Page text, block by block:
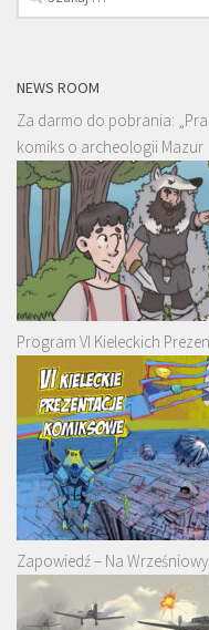
NEWS ROOM
Za darmo do pobrania:
komiks o archeologii Mazur
Program VI Kieleckich
Zapowiedź – Na